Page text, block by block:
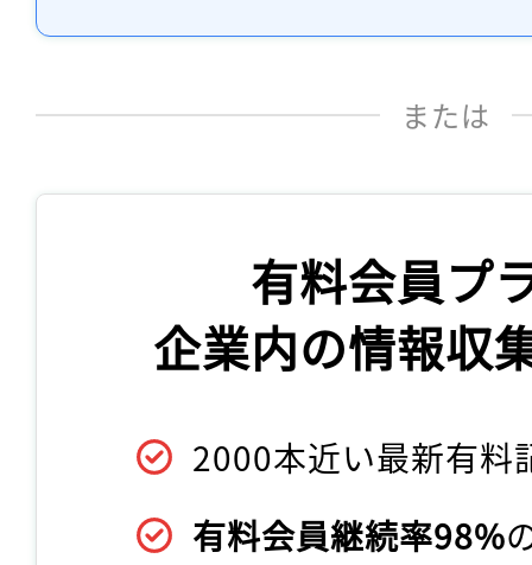
または
有料会員プ
企業内の情報収
2000本近い最新有料
有料会員継続率98%